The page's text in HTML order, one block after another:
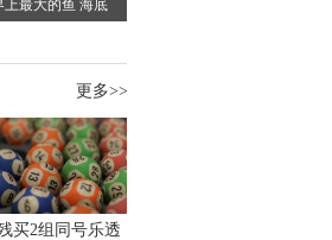
上最大的鱼 海底
更多>>
买2组同号乐透